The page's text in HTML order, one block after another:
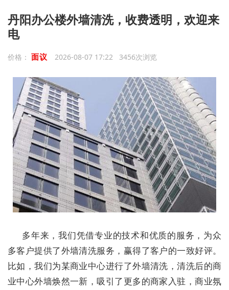
丹阳办公楼外墙清洗，收费透明，欢迎来
电
价格： 面议 2026-08-07 17:22 3456次浏览
多年来，我们凭借专业的技术和优质的服务，为众
多客户提供了外墙清洗服务，赢得了客户的一致好评。
比如，我们为某商业中心进行了外墙清洗，清洗后的商
业中心外墙焕然一新，吸引了更多的商家入驻，商业氛